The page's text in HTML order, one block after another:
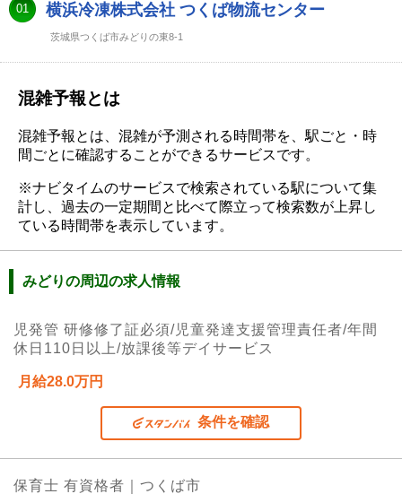
01 横浜冷凍株式会社 つくば物流センター
茨城県つくば市みどりの東8-1
混雑予報とは
混雑予報とは、混雑が予測される時間帯を、駅ごと・時
間ごとに確認することができるサービスです。
※ナビタイムのサービスで検索されている駅について集
計し、過去の一定期間と比べて際立って検索数が上昇し
ている時間帯を表示しています。
みどりの周辺の求人情報
児発管 研修修了証必須/児童発達支援管理責任者/年間
休日110日以上/放課後等デイサービス
月給28.0万円
条件を確認
保育士 有資格者｜つくば市